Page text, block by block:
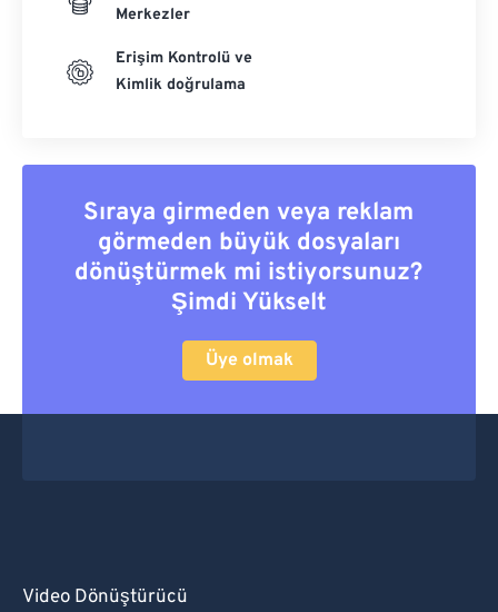
Merkezler
Erişim Kontrolü ve
Kimlik doğrulama
Sıraya girmeden veya reklam
görmeden büyük dosyaları
dönüştürmek mi istiyorsunuz?
Şimdi Yükselt
Üye olmak
Video Dönüştürücü